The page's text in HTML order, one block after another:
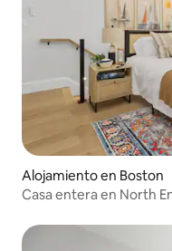
Alojamiento en Boston
Casa entera en North